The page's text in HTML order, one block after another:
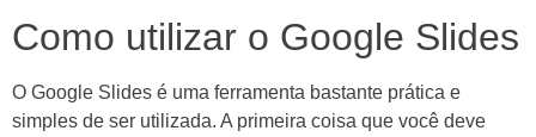
Como utilizar o Google Slides
O Google Slides é uma ferramenta bastante prática e
simples de ser utilizada. A primeira coisa que você deve